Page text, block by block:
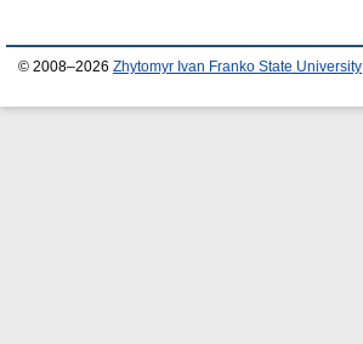
© 2008–2026 Zhytomyr Ivan Franko State University